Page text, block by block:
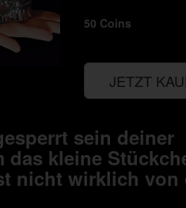
50 Coins
JETZT
sein deiner
das kleine
nicht wirklich von